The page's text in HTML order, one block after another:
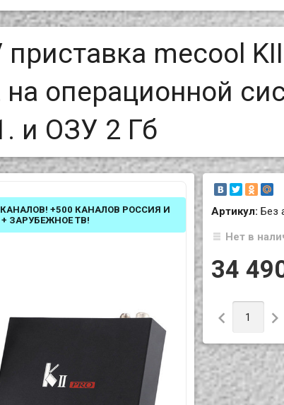
приставка mecool
на операционной
и ОЗУ 2 Гб
Артикул: Без
Нет в
34
 
+500 КАНАЛОВ РОССИЯ И
+ ЗАРУБЕЖНОЕ ТВ!